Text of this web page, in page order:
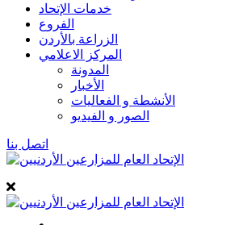
خدمات الإتحاد
الفروع
الزراعة بالأردن
المركز الاعلامي
المدونة
الأخبار
الأنشطة و الفعاليات
الصور و الفيديو
اتصل بنا